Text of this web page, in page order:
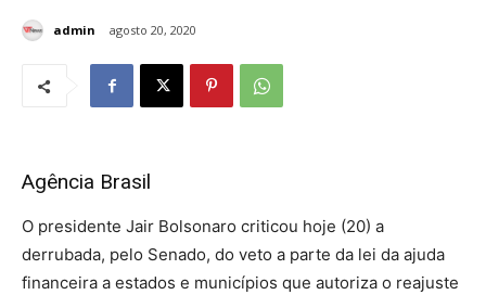
admin agosto 20, 2020
Agência Brasil
O presidente Jair Bolsonaro criticou hoje (20) a
derrubada, pelo Senado, do veto a parte da lei da ajuda
financeira a estados e municípios que autoriza o reajuste